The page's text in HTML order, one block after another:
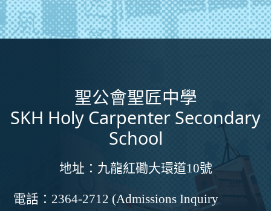
聖公會聖匠中學
SKH Holy Carpenter Secondary
School
地址： 九龍紅磡大環道10號
電話： 2364-2712 (Admissions Inquiry